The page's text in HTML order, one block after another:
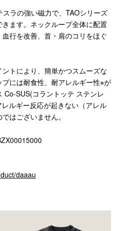
スラの強い磁力で、TAOシリーズ
ます。ネックループ全体に配置
行を改善、首・肩のコリをほぐ
トにより、簡単かつスムーズな
には耐食性、耐アレルギー性※が
Co-SUS(コラントッテ ステンレ
ルギー反応が起きない（アレル
はございません。
daaau